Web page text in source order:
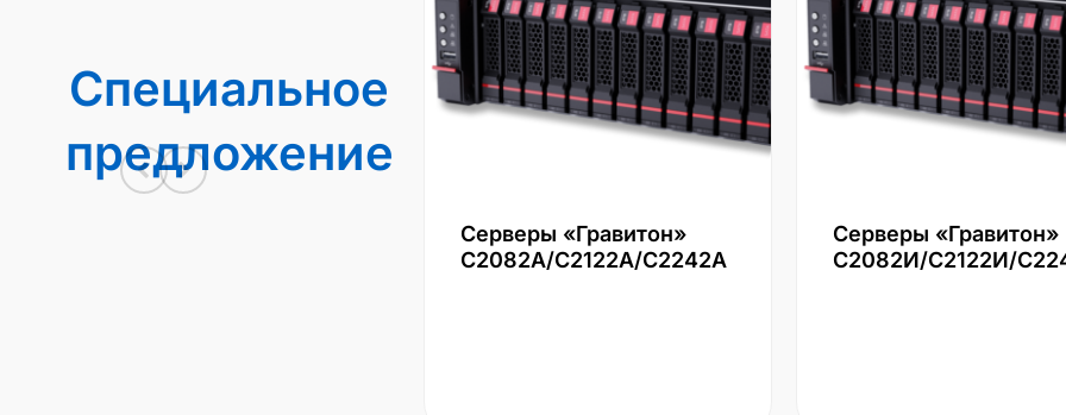
Специальное
предложение
Серверы «Гравитон»
С2082А/С2122А/С2242А
Серверы «Гравитон»
С2082И/С2122И/